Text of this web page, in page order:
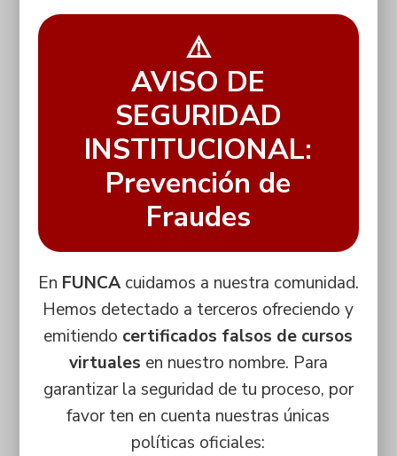
⚠️
AVISO DE
SEGURIDAD
INSTITUCIONAL:
Prevención de
Fraudes
En FUNCAcuidamos a nuestra comunidad.
Hemos detectado a terceros ofreciendo y
emitiendo certificados falsos de cursos
virtuales en nuestro nombre. Para
garantizar la seguridad de tu proceso, por
favor ten en cuenta nuestras únicas
políticas oficiales: